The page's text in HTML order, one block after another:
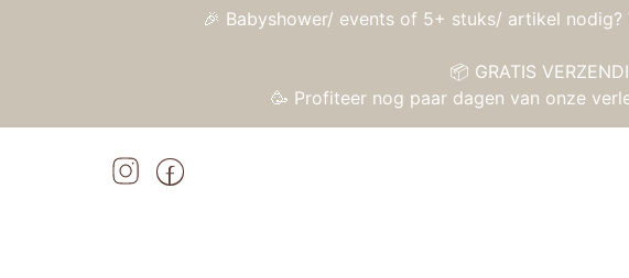
🎉 Babyshower/ events of 5+ stuks/ artikel nodig?
📦 GRATIS
🥳 Profiteer nog paar dagen van onze